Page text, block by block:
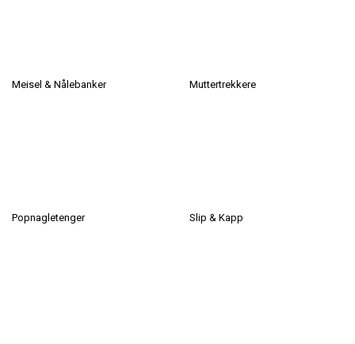
Meisel & Nålebanker Muttertrekkere
Popnagletenger Slip & Kapp